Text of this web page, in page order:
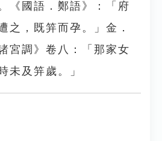
《國語．鄭語》：「府
之，既笄而孕。」金．
宮調》卷八：「那家女
未及笄歲。」